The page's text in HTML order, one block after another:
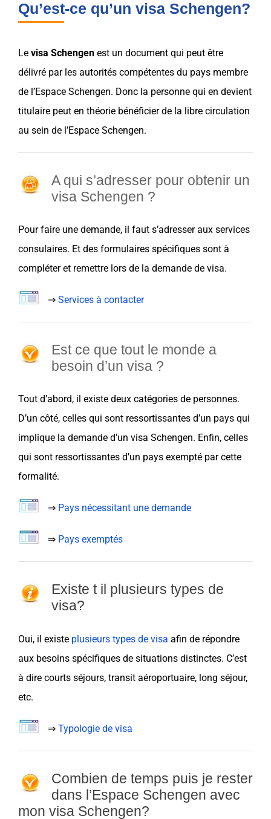
Qu’est-ce qu’un visa Schengen?
Le visa Schengen est un document qui peut être
délivré par les autorités compétentes du pays membre
de l’Espace Schengen. Donc la personne qui en devient
titulaire peut en théorie bénéficier de la libre circulation
au sein de l’Espace Schengen.
A qui s’adresser pour obtenir un
visa Schengen ?
Pour faire une demande, il faut s’adresser aux services
consulaires. Et des formulaires spécifiques sont à
compléter et remettre lors de la demande de visa.
⇒ Services à contacter
Est ce que tout le monde a
besoin d’un visa ?
Tout d’abord, il existe deux catégories de personnes.
D’un côté, celles qui sont ressortissantes d’un pays qui
implique la demande d’un visa Schengen. Enfin, celles
qui sont ressortissantes d’un pays exempté par cette
formalité.
⇒ Pays nécessitant une demande
⇒ Pays exemptés
Existe t il plusieurs types de
visa?
Oui, il existe plusieurs types de visa afin de répondre
aux besoins spécifiques de situations distinctes. C’est
à dire courts séjours, transit aéroportuaire, long séjour,
etc.
⇒ Typologie de visa
Combien de temps puis je rester
dans l’Espace Schengen avec
mon visa Schengen?